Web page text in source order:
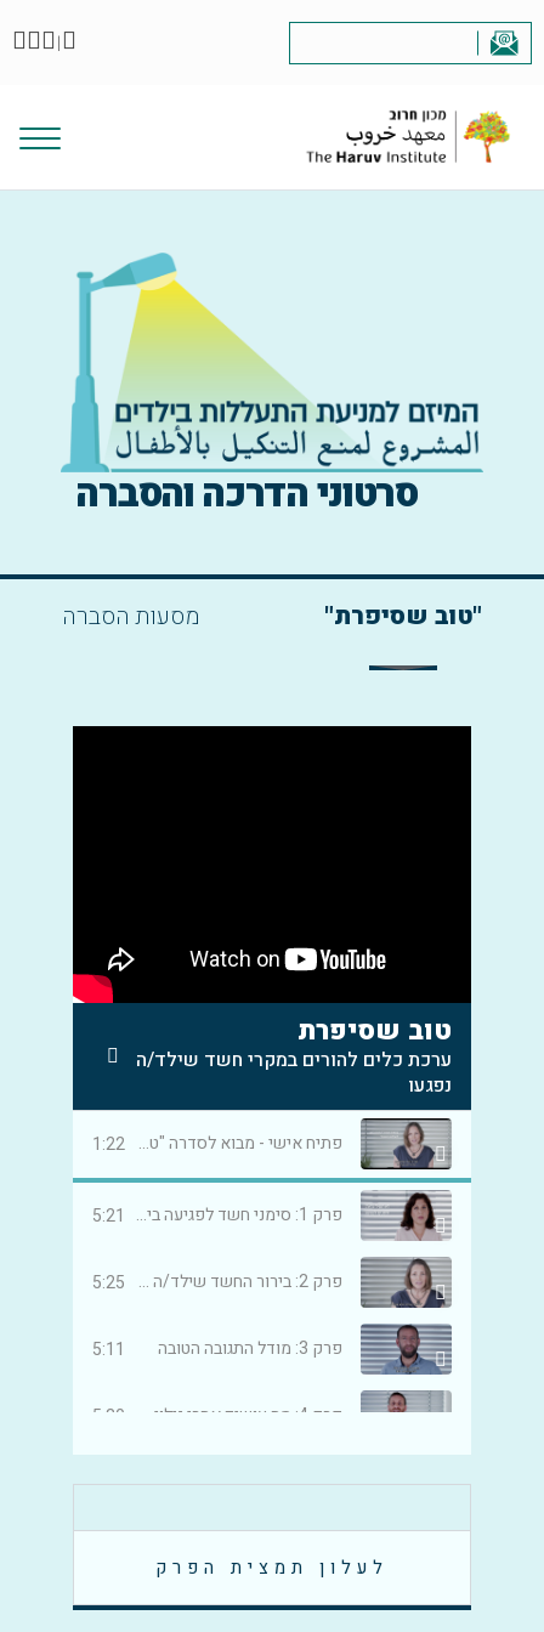
|
סרטוני הדרכה והסברה
"טוב שסיפרת" מסעות הסברה
טוב שסיפרת
ערכת כלים להורים במקרי חשד שילד/ה
נפגעו
פתיח אישי - מבוא לסדרה "טוב שסיפרת" 1:22
פרק 1: סימני חשד לפגיעה בילדים וילדות 5:21
פרק 2: בירור החשד שילד/ה נפגעו 5:25
פרק 3: מודל התגובה הטובה 5:11
5:30
פרק 5: חובת הדיווח על פגיעה בילדים 2:37
פרק 7: אחרי הדיווח על חשד לפגיעה בילד - ההליך המשפטי 3:45
לעלון תמצית הפרק